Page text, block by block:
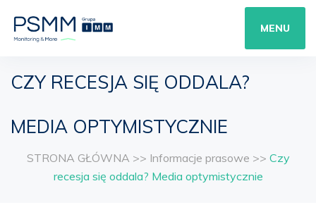
MENU
CZY RECESJA SIĘ ODDALA?
MEDIA OPTYMISTYCZNIE
STRONA GŁÓWNA >> Informacje prasowe >> Czy
recesja się oddala? Media optymistycznie